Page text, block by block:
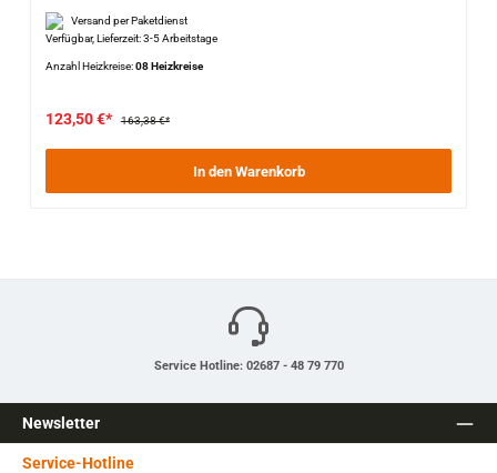
Versand per Paketdienst
Verfügbar, Lieferzeit: 3-5 Arbeitstage
Anzahl Heizkreise:08 Heizkreise
123,50 €* 163,38 €*
In den Warenkorb
Service Hotline: 02687 - 48 79 770
Newsletter
Service-Hotline